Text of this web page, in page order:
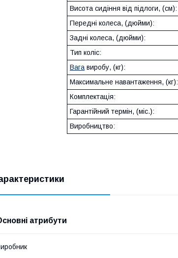
Висота сидіння від підлоги, (см):
Передні колеса, (дюйми):
Задні колеса, (дюйми):
Тип коліс:
Вагавиробу, (кг):
Максимальне навантаження, (кг):
Комплектація:
Гарантійний термін, (міс.):
Виробництво:
атрибути